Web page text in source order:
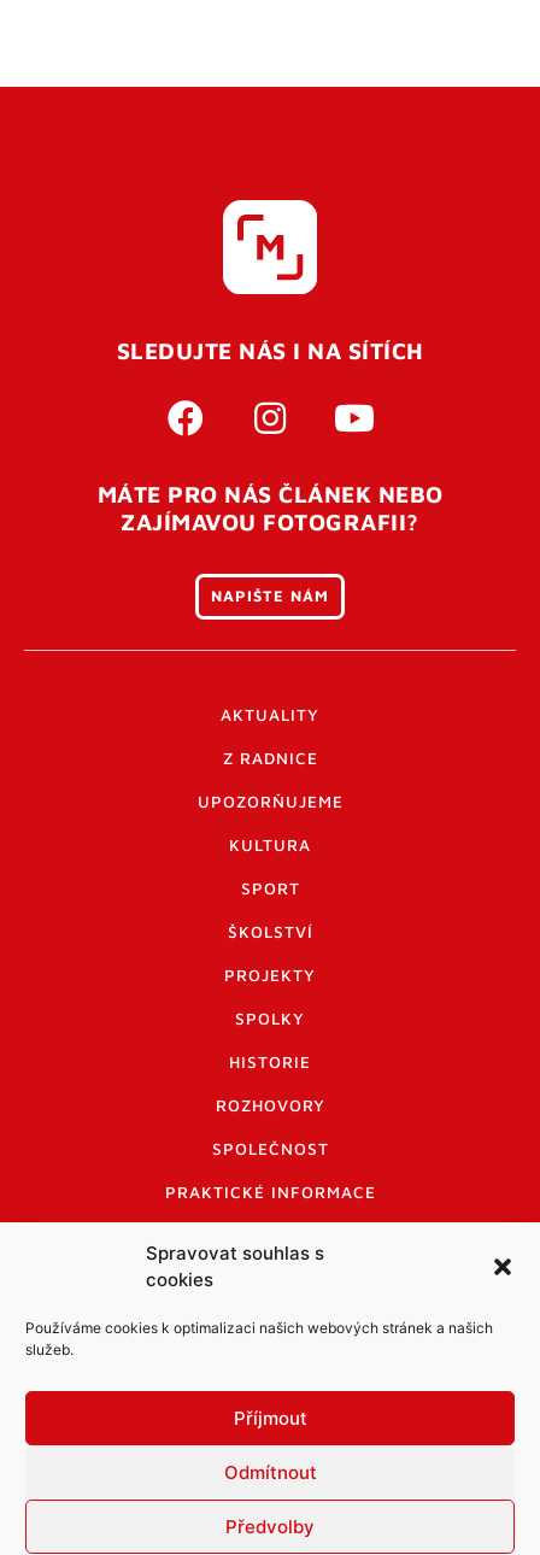
Spravovat souhlas s
cookies
Používáme cookies k optimalizaci našich webových stránek a našich
služeb.
Příjmout
Odmítnout
Předvolby
SLEDUJTE NÁS I NA SÍTÍCH
MÁTE PRO NÁS ČLÁNEK NEBO
ZAJÍMAVOU FOTOGRAFII?
NAPIŠTE NÁM
AKTUALITY
Z RADNICE
UPOZORŇUJEME
KULTURA
SPORT
ŠKOLSTVÍ
PROJEKTY
SPOLKY
HISTORIE
ROZHOVORY
SPOLEČNOST
PRAKTICKÉ INFORMACE
INFORMACE A KODEX DISKUTUJÍCÍCH
LOGO A LOGO MANUÁL
Informace o zpracování osobních údajů